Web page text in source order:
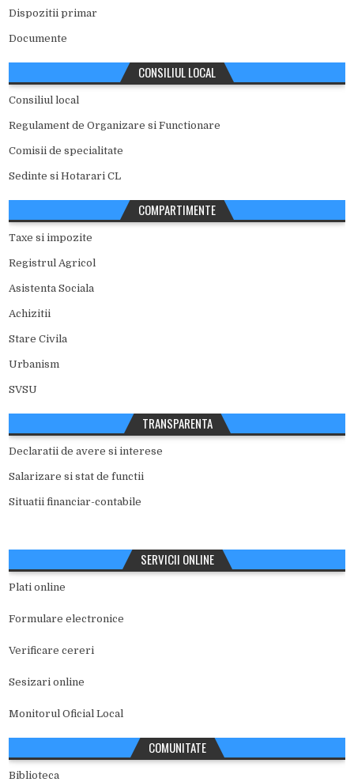
Dispozitii primar
Documente
CONSILIUL LOCAL
Consiliul local
Regulament de Organizare si Functionare
Comisii de specialitate
Sedinte si Hotarari CL
COMPARTIMENTE
Taxe si impozite
Registrul Agricol
Asistenta Sociala
Achizitii
Stare Civila
Urbanism
SVSU
TRANSPARENTA
Declaratii de avere si interese
Salarizare si stat de functii
Situatii financiar-contabile
SERVICII ONLINE
Plati online
Formulare electronice
Verificare cereri
Sesizari online
Monitorul Oficial Local
COMUNITATE
Biblioteca